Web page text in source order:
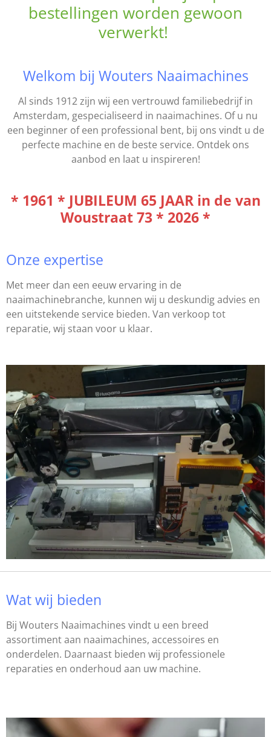
bestellingen worden gewoon
verwerkt!
Welkom bij Wouters Naaimachines
Al sinds 1912 zijn wij een vertrouwd familiebedrijf in
Amsterdam, gespecialiseerd in naaimachines. Of u nu
een beginner of een professional bent, bij ons vindt u de
perfecte machine en de beste service. Ontdek ons
aanbod en laat u inspireren!
* 1961 * JUBILEUM 65 JAAR in de van
Woustraat 73 * 2026 *
Onze expertise
Met meer dan een eeuw ervaring in de
naaimachinebranche, kunnen wij u deskundig advies en
een uitstekende service bieden. Van verkoop tot
reparatie, wij staan voor u klaar.
Wat wij bieden
Bij Wouters Naaimachines vindt u een breed
assortiment aan naaimachines, accessoires en
onderdelen. Daarnaast bieden wij professionele
reparaties en onderhoud aan uw machine.